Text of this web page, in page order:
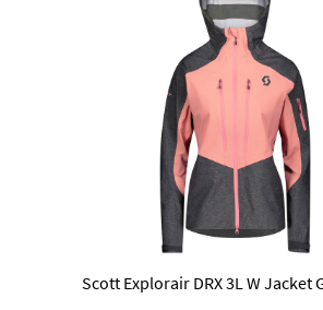
Scott Explorair DRX 3L W Jacket